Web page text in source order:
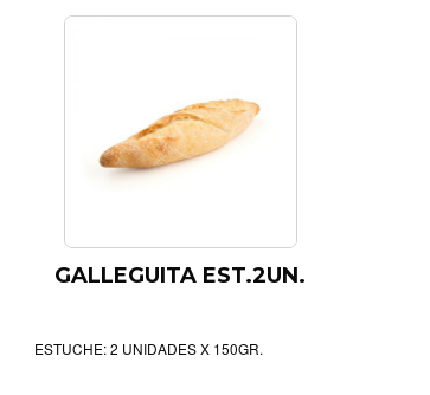
GALLEGUITA EST.2UN.
ESTUCHE: 2 UNIDADES X 150GR.